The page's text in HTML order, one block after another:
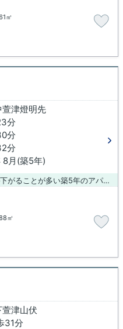
㎡
津燈明先
分
分
分
月(築5年)
中古物件を選ぶ上で新築よりも価格が下がることが多い築5年のアパートです。こちらの物件はアパートです。利便性の高い甚目寺周辺で賃貸物件をお探しなら、から当社にお問い合わせ下さい。スタッフ一同心よりお待ちしております。
㎡
津山伏
31分